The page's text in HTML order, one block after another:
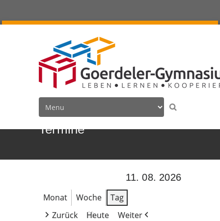
Termine
11. 08. 2026
Monat
Woche
Tag
Zurück
Heute Weiter